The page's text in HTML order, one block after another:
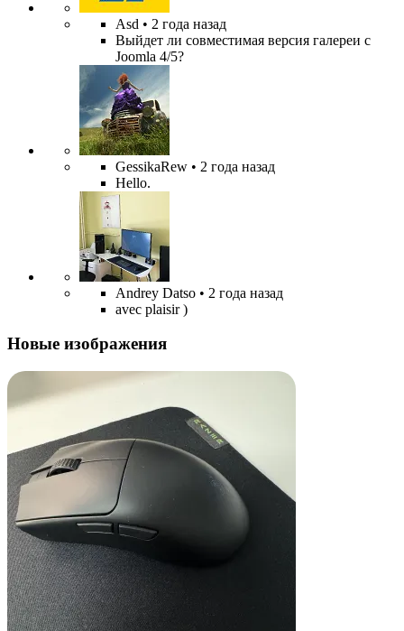
Asd • 2 года назад
Выйдет ли совместимая версия галереи с
Joomla 4/5?
GessikaRew • 2 года назад
Hello.
Andrey Datso • 2 года назад
avec plaisir )
Новые изображения